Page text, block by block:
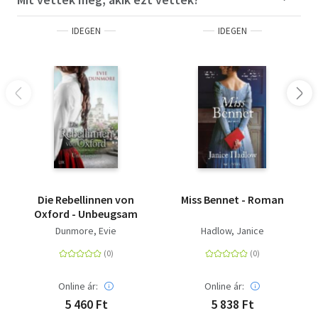
IDEGEN
Die Rebellinnen von
Oxford - Unbeugsam
Dunmore, Evie
Online ár:
5 460 Ft
IDEGEN
Miss Bennet - Roman
Hadlow, Janice
Online ár:
5 838 Ft